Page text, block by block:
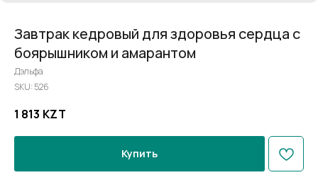
Завтрак кедровый для здоровья сердца с
боярышником и амарантом
Дэльфа
SKU: 526
1 813 KZT
Купить